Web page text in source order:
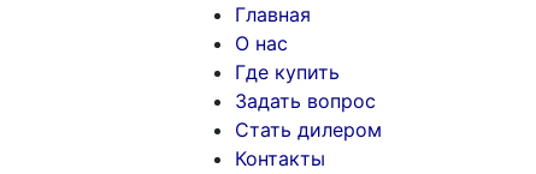
Главная
О нас
Где купить
Задать вопрос
Стать дилером
Контакты